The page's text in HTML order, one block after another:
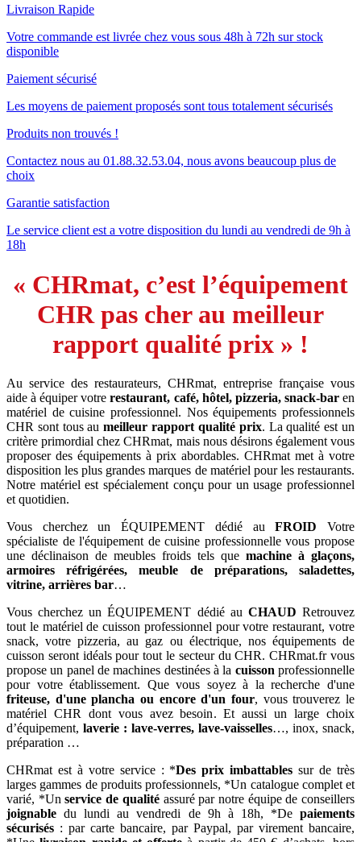
Livraison Rapide
Votre commande est livrée chez vous sous 48h à 72h sur stock
disponible
Paiement sécurisé
Les moyens de paiement proposés sont tous totalement sécurisés
Produits non trouvés !
Contactez nous au 01.88.32.53.04, nous avons beaucoup plus de
choix
Garantie satisfaction
Le service client est a votre disposition du lundi au vendredi de 9h à
18h
« CHRmat, c’est l’équipement
CHR pas cher au meilleur
rapport qualité prix » !
Au service des restaurateurs, CHRmat, entreprise française vous
aide à équiper votrerestaurant, café, hôtel, pizzeria, snack-baren
matériel de cuisine professionnel. Nos équipements professionnels
CHR sont tous aumeilleur rapport qualité prix. La qualité est un
critère primordial chez CHRmat, mais nous désirons également vous
proposer des équipements à prix abordables. CHRmat met à votre
disposition les plus grandes marques de matériel pour les restaurants.
Notre matériel est spécialement conçu pour un usage professionnel
et quotidien.
Vous cherchez un ÉQUIPEMENT dédié auFROID Votre
spécialiste de l'équipement de cuisine professionnelle vous propose
une déclinaison de meubles froids tels que machine à glaçons,
armoires réfrigérées, meuble de préparations, saladettes,
vitrine, arrières bar…
Vous cherchez un ÉQUIPEMENT dédié au CHAUD Retrouvez
tout le matériel de cuisson professionnel pour votre restaurant, votre
snack, votre pizzeria, au gaz ou électrique, nos équipements de
cuisson seront idéals pour tout le secteur du CHR. CHRmat.fr vous
propose un panel de machines destinées à la cuisson professionnelle
pour votre établissement. Que vous soyez à la recherche d'une
friteuse, d'une plancha ou encore d'un four, vous trouverez le
matériel CHR dont vous avez besoin. Et aussi un large choix
d’équipement, laverie : lave-verres, lave-vaisselles…, inox, snack,
préparation …
CHRmat est à votre service : *Des prix imbattables sur de très
larges gammes de produits professionnels, *Un catalogue complet et
varié, *Unservice de qualitéassuré par notre équipe de conseillers
joignable du lundi au vendredi de 9h à 18h, *De paiements
sécurisés : par carte bancaire, par Paypal, par virement bancaire,